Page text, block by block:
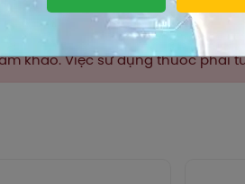
và trẻ em trên 7 tuổi: 1 gói/ lần, 3
khảo. Việc sử dụng thuốc phải